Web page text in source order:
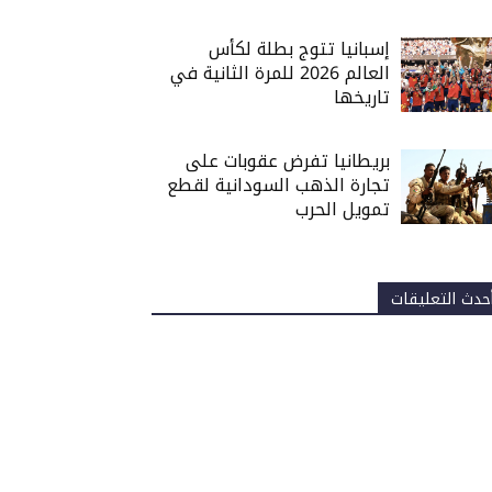
إسبانيا تتوج بطلة لكأس
العالم 2026 للمرة الثانية في
تاريخها
بريطانيا تفرض عقوبات على
تجارة الذهب السودانية لقطع
تمويل الحرب
التعليقات